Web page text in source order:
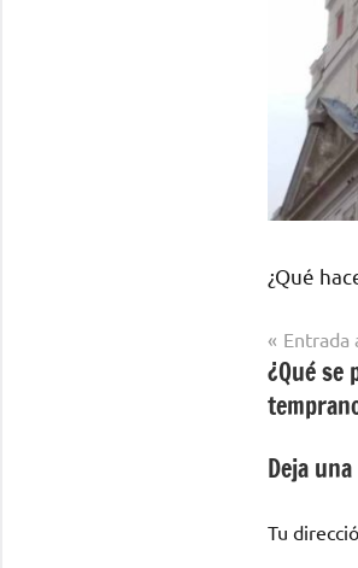
¿Qué
de
Entrada
¿Qué se
Deja
Tu